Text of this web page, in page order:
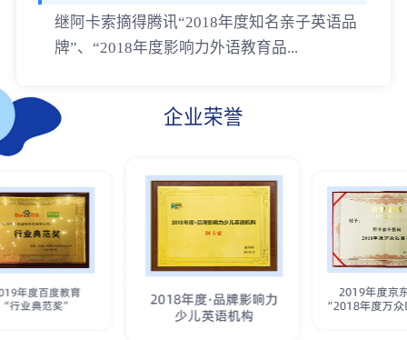
继阿卡索摘得腾讯“2018年度知名亲子英语品
牌”、“2018年度影响力外语教育品...
企业荣誉